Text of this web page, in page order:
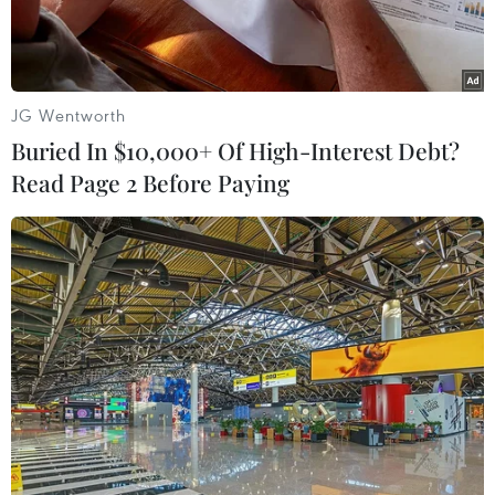
Đại diện Việt Nam tham dự Hội thảo. (Ảnh: Lê Thị Tâm
Hằng/TTXVN)
Ngày 27/6, tại thủ đô Moskva, Quỹ "Con đường
hòa bình" (Nga) đã phối hợp với Hội Luật gia
dân chủ quốc tế (IADL) tổ chức Hội thảo quốc tế
lần thứ hai "Tranh cãi trên Biển Đông và tìm
JG Wentworth
Buried In $10,000+ Of High-Interest Debt?
Read Page 2 Before Paying